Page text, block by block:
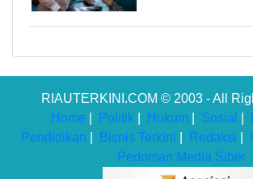
RIAUTERKINI.COM © 2003 - All
Home
Politik Hukum Sosial
Pendidikan
Bisnis Terkini Redaksi
Pedoman Media Siber